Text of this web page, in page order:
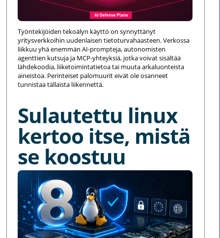
Työntekijöiden tekoälyn käyttö on synnyttänyt
yritysverkkoihin uudenlaisen tietoturvahaasteen. Verkossa
liikkuu yhä enemmän AI-prompteja, autonomisten
agenttien kutsuja ja MCP-yhteyksiä, jotka voivat sisältää
lähdekoodia, liiketoimintatietoa tai muuta arkaluonteista
aineistoa. Perinteiset palomuurit eivät ole osanneet
tunnistaa tällaista liikennettä.
Sulautettu linux
kertoo itse, mistä
se koostuu